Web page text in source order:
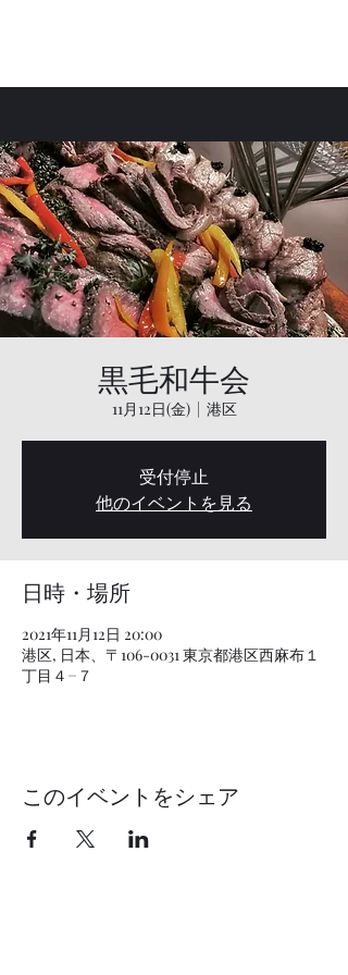
黒毛和牛会
11月12日(金)
  |
港区
受付停止
他のイベントを見る
日時・場所
2021年11月12日 20:00
港区, 日本、〒106-0031 東京都港区西麻布１
丁目４−７
このイベントをシェア